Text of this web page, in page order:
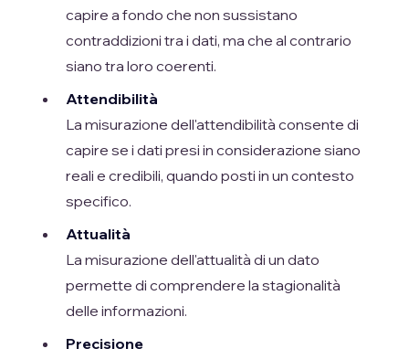
capire a fondo che non sussistano
contraddizioni tra i dati, ma che al contrario
siano tra loro coerenti.
Attendibilità
La misurazione dell'attendibilità consente di
capire se i dati presi in considerazione siano
reali e credibili, quando posti in un contesto
specifico.
Attualità
La misurazione dell'attualità di un dato
permette di comprendere la stagionalità
delle informazioni.
Precisione